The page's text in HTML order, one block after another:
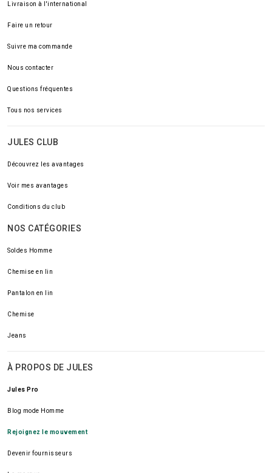
Livraison à l'international
Faire un retour
Suivre ma commande
Nous contacter
Questions fréquentes
Tous nos services
JULES CLUB
Découvrez les avantages
Voir mes avantages
Conditions du club
NOS CATÉGORIES
Soldes Homme
Chemise en lin
Pantalon en lin
Chemise
Jeans
À PROPOS DE JULES
Jules Pro
Blog mode Homme
Rejoignez le mouvement
Devenir fournisseurs